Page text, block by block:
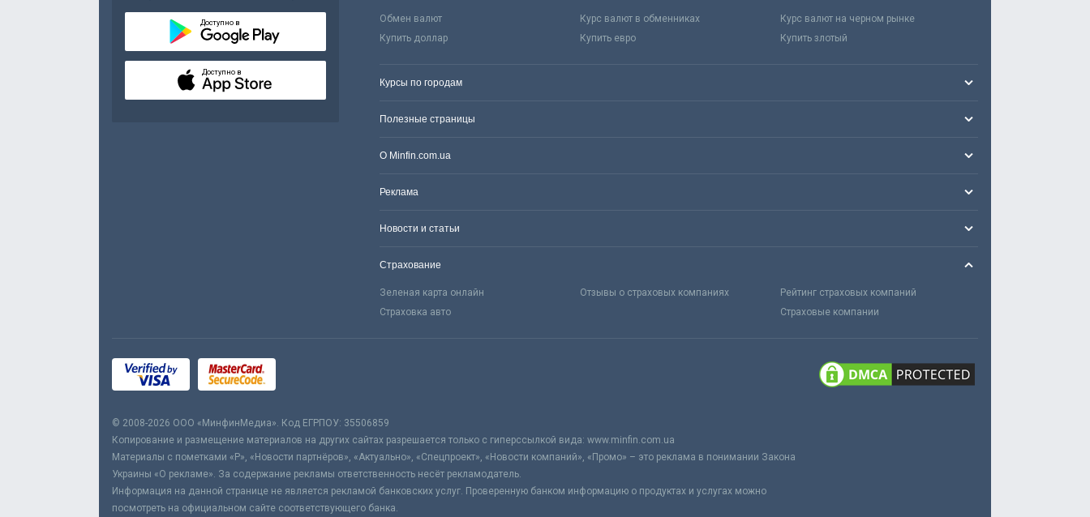
Доступно в
Доступно в
Обмен валют Курс валют в обменниках
Курс валют на черном рынке
Купить доллар
Купить евро Купить злотый
Курсы по городам
Полезные страницы
О Minfin.com.ua
Реклама
Новости и статьи
Страхование
Зеленая карта онлайн Отзывы о страховых компаниях
Рейтинг страховых компаний
Страховка авто
Страховые компании
© 2008-2026 ООО «МинфинМедиа». Код ЕГРПОУ: 35506859
Копирование и размещение материалов на других сайтах разрешается только с гиперссылкой вида: www.minfin.com.ua
Материалы с пометками «Р», «Новости партнёров», «Актуально», «Спецпроект», «Новости компаний», «Промо» – это реклама в понимании Закона
Украины «О рекламе». За содержание рекламы ответственность несёт рекламодатель.
Информация на данной странице не является рекламой банковских услуг. Проверенную банком информацию о продуктах и услугах можно
посмотреть на официальном сайте соответствующего банка.